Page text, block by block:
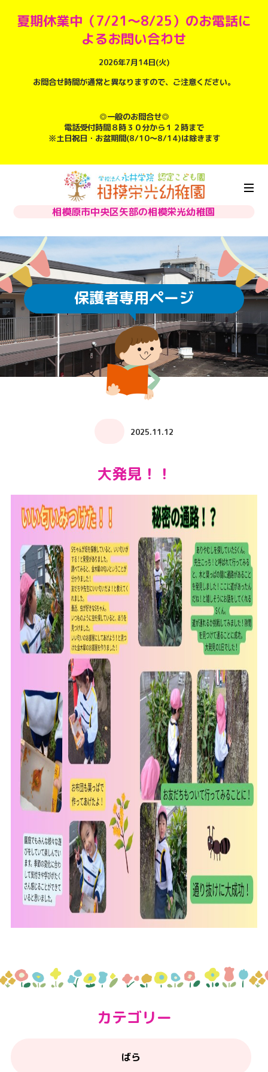
夏期休業中（7/21～8/25）のお電話に
よるお問い合わせ
2026年7月14日(火)
お問合せ時間が通常と異なりますので、ご注意ください。
◎一般のお問合せ◎
電話受付時間８時３０分から１２時まで
※土日祝日・お盆期間(8/10～8/14)は除きます
相模原市中央区矢部の相模栄光幼稚園
保護者専用ページ
2025.11.12
大発見！！
カテゴリー
ばら